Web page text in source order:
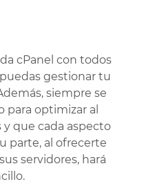
cPanel con todos
gestionar tu
siempre se
optimizar al
y que cada aspecto
parte, al ofrecerte
servidores, hará